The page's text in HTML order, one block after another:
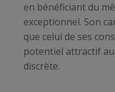
en bénéficiant du
exceptionnel. Son
que celui de ses
potentiel attractif
discrète.